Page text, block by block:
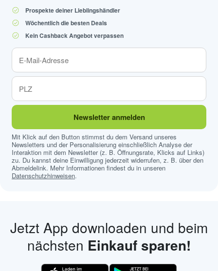
Prospekte deiner Lieblingshändler
Wöchentlich die besten Deals
Kein Cashback Angebot verpassen
Newsletter anmelden
Mit Klick auf den Button stimmst du dem Versand unseres
Newsletters und der Personalisierung einschließlich Analyse der
Interaktion mit dem Newsletter (z. B. Öffnungsrate, Klicks auf Links)
zu. Du kannst deine Einwilligung jederzeit widerrufen, z. B. über den
Abmeldelink. Mehr Informationen findest du in unseren
Datenschutzhinweisen.
Jetzt App downloaden und beim
nächsten Einkauf sparen!